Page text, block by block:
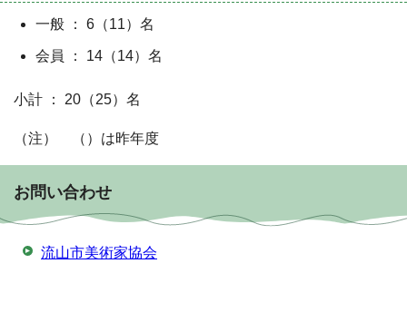
一般 ： 6（11）名
会員 ： 14（14）名
小計 ： 20（25）名
（注） （）は昨年度
お問い合わせ
流山市美術家協会